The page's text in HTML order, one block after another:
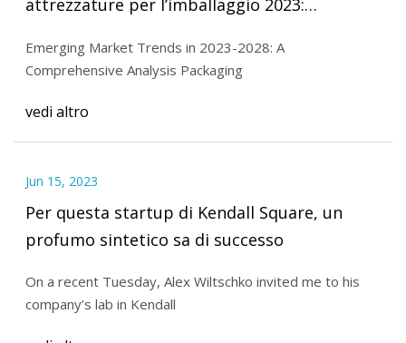
attrezzature per l’imballaggio 2023:
Packaging Machinery, B&H Labeling Systems,
Emerging Market Trends in 2023-2028: A
Comprehensive Analysis Packaging
vedi altro
Jun 15, 2023
Per questa startup di Kendall Square, un
profumo sintetico sa di successo
On a recent Tuesday, Alex Wiltschko invited me to his
company’s lab in Kendall